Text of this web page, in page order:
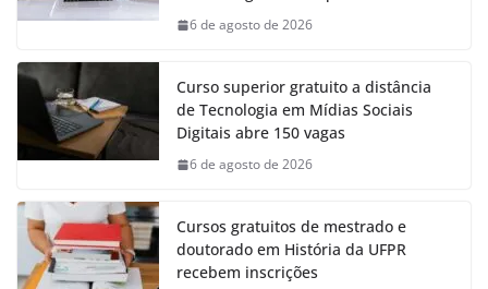
6 de agosto de 2026
Curso superior gratuito a distância
de Tecnologia em Mídias Sociais
Digitais abre 150 vagas
6 de agosto de 2026
Cursos gratuitos de mestrado e
doutorado em História da UFPR
recebem inscrições